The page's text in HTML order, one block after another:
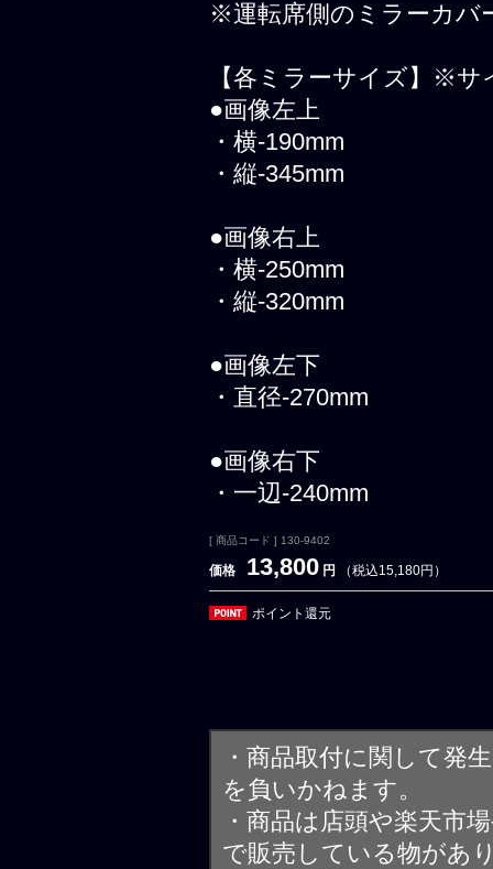
※運転席側のミラーカバ
【各ミラーサイズ】※
●画像左上
・横-190mm
・縦-345mm
●画像右上
・横-250mm
・縦-320mm
●画像左下
・直径-270mm
●画像右下
・一辺-240mm
[ 商品コード ] 130-9402
価格 13,800 円 （税込15,180円）
ポイント還元
・商品取付に関して発
を負いかねます。
・商品は店頭や楽天市
で販売している物があ